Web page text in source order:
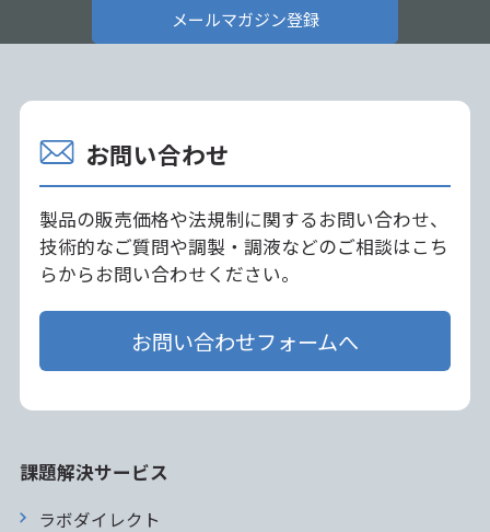
メールマガジン登録
お問い合わせ
製品の販売価格や法規制に関するお問い合わせ、
技術的なご質問や調製・調液などのご相談はこち
らからお問い合わせください。
お問い合わせフォームへ
課題解決サービス
ラボダイレクト